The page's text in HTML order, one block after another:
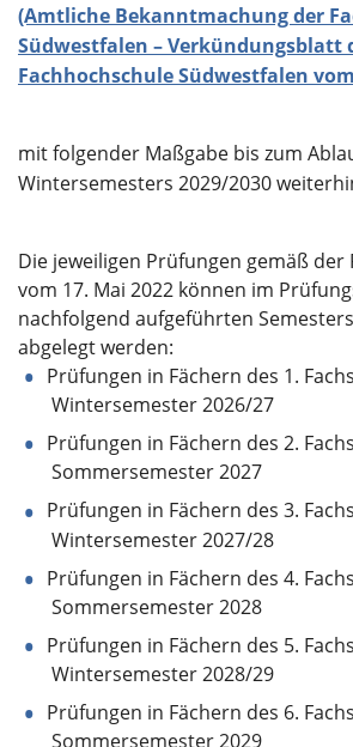
(Amtliche Bekanntmachung der
Südwestfalen – Verkündungsblatt
Fachhochschule Südwestfalen
mit folgender Maßgabe bis zum
Wintersemesters 2029/2030
Die jeweiligen Prüfungen gemäß
vom 17. Mai 2022 können im
nachfolgend aufgeführten
abgelegt werden:
Prüfungen in Fächern des 1.
Wintersemester 2026/27
Prüfungen in Fächern des 2.
Sommersemester 2027
Prüfungen in Fächern des 3.
Wintersemester 2027/28
Prüfungen in Fächern des 4.
Sommersemester 2028
Prüfungen in Fächern des 5.
Wintersemester 2028/29
Prüfungen in Fächern des 6.
Sommersemester 2029